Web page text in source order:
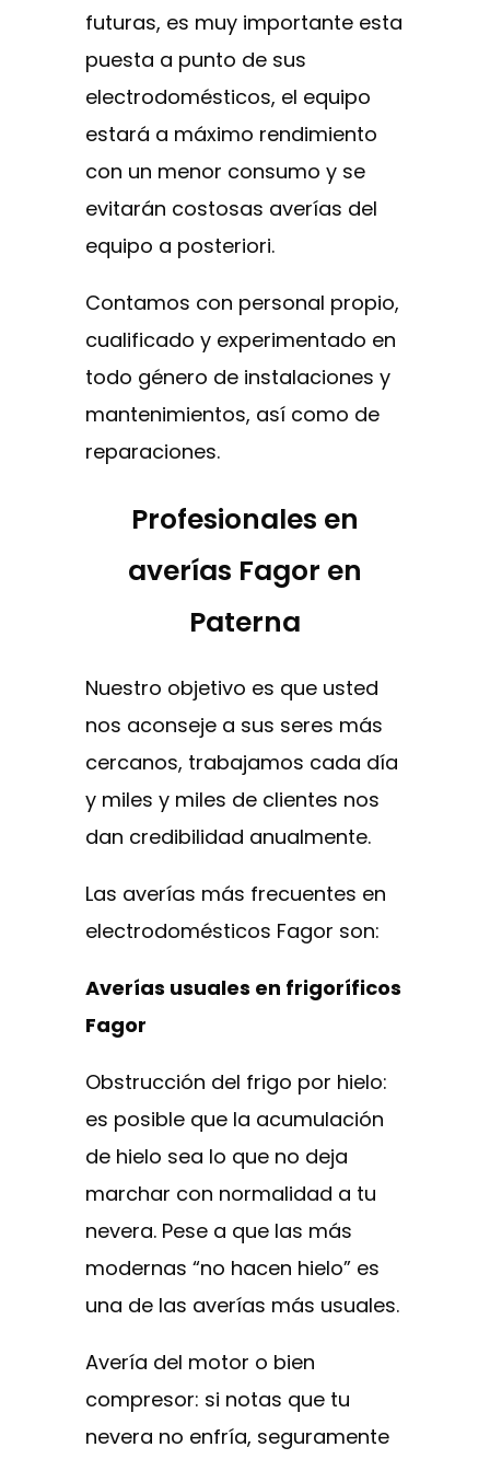
futuras, es muy importante esta
puesta a punto de sus
electrodomésticos, el equipo
estará a máximo rendimiento
con un menor consumo y se
evitarán costosas averías del
equipo a posteriori.
Contamos con personal propio,
cualificado y experimentado en
todo género de instalaciones y
mantenimientos, así como de
reparaciones.
Profesionales en
averías Fagor en
Paterna
Nuestro objetivo es que usted
nos aconseje a sus seres más
cercanos, trabajamos cada día
y miles y miles de clientes nos
dan credibilidad anualmente.
Las averías más frecuentes en
electrodomésticos Fagor son:
Averías usuales en frigoríficos
Fagor
Obstrucción del frigo por hielo:
es posible que la acumulación
de hielo sea lo que no deja
marchar con normalidad a tu
nevera. Pese a que las más
modernas “no hacen hielo” es
una de las averías más usuales.
Avería del motor o bien
compresor: si notas que tu
nevera no enfría, seguramente